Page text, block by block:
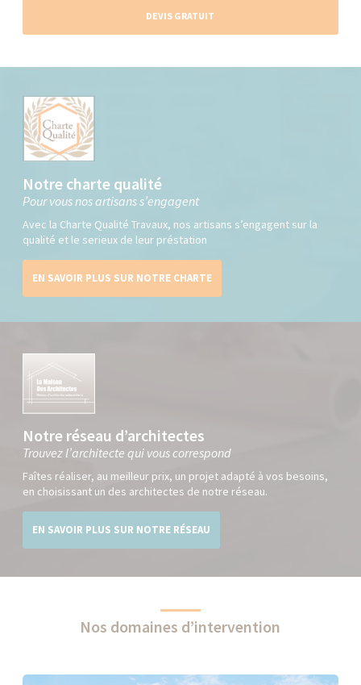
DEVIS GRATUIT
Notre charte qualité
Pour vous nos artisans s’engagent
Avec la Charte Qualité Travaux, nos artisans s’engagent sur la
qualité et le serieux de leur préstation
EN SAVOIR PLUS SUR NOTRE CHARTE
Notre réseau d’architectes
Trouvez l’architecte qui vous correspond
Faîtes réaliser, au meilleur prix, un projet adapté à vos besoins,
en choisissant un des architectes de notre réseau.
EN SAVOIR PLUS SUR NOTRE RÉSEAU
Nos domaines d’intervention